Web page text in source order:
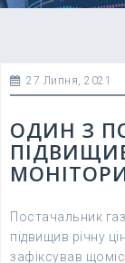
27 Липня, 2021
ОДИН З
Постачальник
підвищив річну
зафіксував